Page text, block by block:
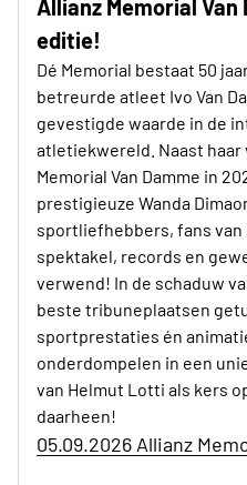
Allianz Memorial
editie!
Dé Memorial bestaat 50
betreurde atleet Ivo Van
gevestigde waarde in de
atletiekwereld. Naast haar
Memorial Van Damme in
prestigieuze Wanda
sportliefhebbers, fans
spektakel, records en
verwend! In de schaduw
beste tribuneplaatsen
sportprestaties én
onderdompelen in een
van Helmut Lotti als kers
daarheen!
05.09.2026 Allianz